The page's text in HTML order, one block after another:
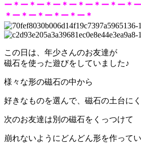
ー＊ー＊ー＊ー＊ー＊ー＊ー＊ー＊
＊ー＊ー＊ー＊ー＊ー＊
この日は、年少さんのお友達が
磁石を使った遊びをしていました♪
様々な形の磁石の中から
好きなものを選んで、磁石の土台にく
次のお友達は別の磁石をくっつけて
崩れないようにどんどん形を作って